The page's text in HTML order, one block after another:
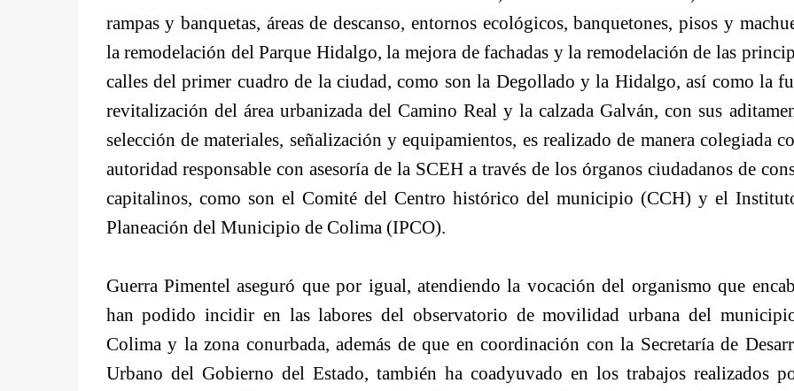
rampas y banquetas, áreas de descanso, entornos ecológicos, banquetones, pisos y
la remodelación del Parque Hidalgo, la mejora de fachadas y la remodelación de las
calles del primer cuadro de la ciudad, como son la Degollado y la Hidalgo, así como la
revitalización del área urbanizada del Camino Real y la calzada Galván, con sus
selección de materiales, señalización y equipamientos, es realizado de manera colegiada
autoridad responsable con asesoría de la SCEH a través de los órganos ciudadanos de
capitalinos, como son el Comité del Centro histórico del municipio (CCH) y el
Planeación del Municipio de Colima (IPCO).
Guerra Pimentel aseguró que por igual, atendiendo la vocación del organismo que
han podido incidir en las labores del observatorio de movilidad urbana del
Colima y la zona conurbada, además de que en coordinación con la Secretaría de
Urbano del Gobierno del Estado, también ha coadyuvado en los trabajos realizados